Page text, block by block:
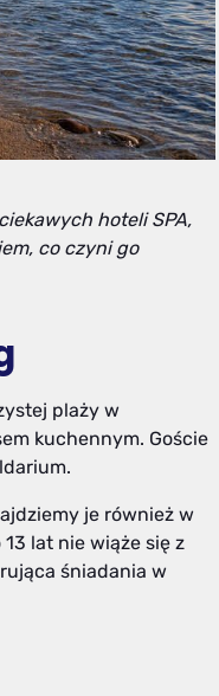
hoteli SPA,
co czyni go
plaży w
kuchennym. Goście
je również w
lat nie wiąże się z
śniadania w